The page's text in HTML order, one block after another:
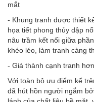
mắt
- Khung tranh được thiết
họa tiết phong thủy dập
nâu trầm kết nối giữa
khéo léo, làm tranh càng
- Giá thành cạnh tranh
Với toàn bộ ưu điểm kể
đã hút hồn người ngắm